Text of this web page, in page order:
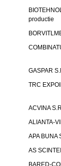
productie
GASPAR
TRC
ACVINA
ALIANTA-
APA BUNA
AS
BARED-